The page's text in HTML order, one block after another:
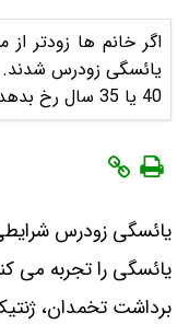
اگر خانم ها زودتر
یائسگی زودرس
40 یا 35 سال رخ بدهد.
یائسگی را تجربه می
برداشت تخمدان،